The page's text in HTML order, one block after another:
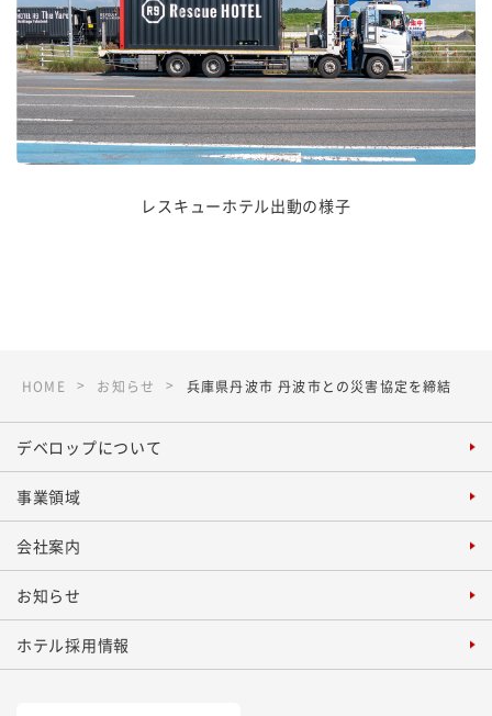
レスキューホテル出動の様子
HOME お知らせ 兵庫県丹波市 丹波市との災害協定を締結
デベロップについて
事業領域
会社案内
お知らせ
ホテル採用情報